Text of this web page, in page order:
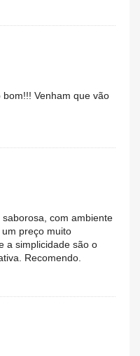
Venham que vão
com ambiente
preço muito
a simplicidade são o
Recomendo.